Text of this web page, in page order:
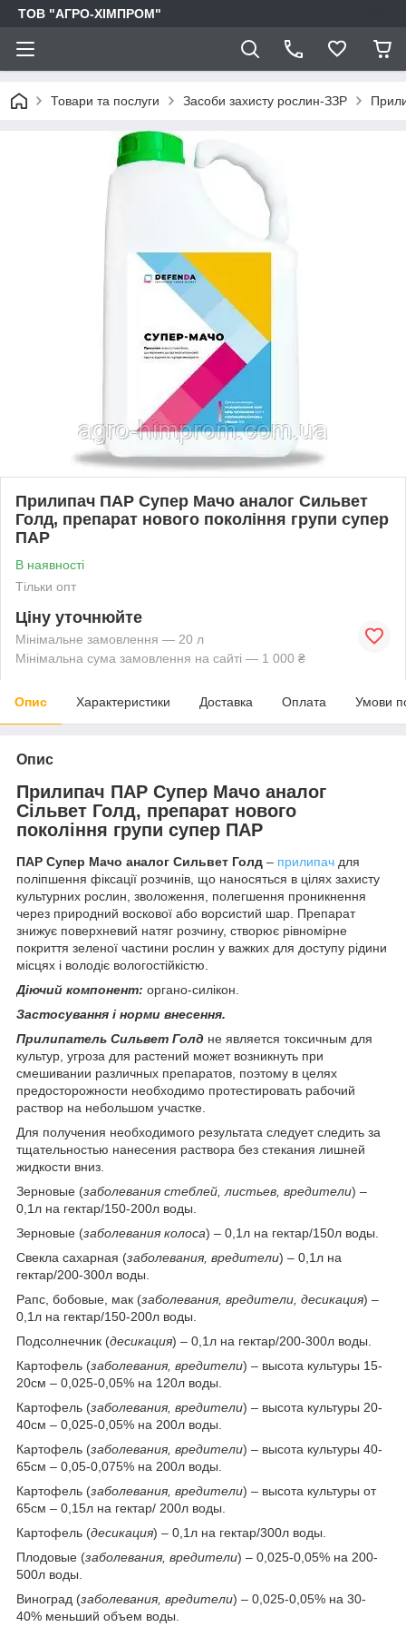
ТОВ "АГРО-ХІМПРОМ"
Товари та послуги Засоби захисту рослин-ЗЗР
Прилипач ПАР Супер Мачо аналог Сильвет
Голд, препарат нового покоління групи супер
ПАР
В наявності
Тільки опт
Ціну уточнюйте
Мінімальне замовлення — 20 л
Мінімальна сума замовлення на сайті — 1 000 ₴
Опис Характеристики Доставка Оплата Умови
Опис
Прилипач ПАР Супер Мачо аналог
Сільвет Голд, препарат нового
покоління групи супер ПАР
ПАР Супер Мачо аналог Сильвет Голд – прилипач для
поліпшення фіксації розчинів, що наносяться в цілях захисту
культурних рослин, зволоження, полегшення проникнення
через природний воскової або ворсистий шар. Препарат
знижує поверхневий натяг розчину, створює рівномірне
покриття зеленої частини рослин у важких для доступу рідини
місцях і володіє вологостійкістю.
Діючий компонент: органо-силікон.
Застосування і норми внесення.
Прилипатель Сильвет Голд не является токсичным для
культур, угроза для растений может возникнуть при
смешивании различных препаратов, поэтому в целях
предосторожности необходимо протестировать рабочий
раствор на небольшом участке.
Для получения необходимого результата следует следить за
тщательностью нанесения раствора без стекания лишней
жидкости вниз.
Зерновые (заболевания стеблей, листьев, вредители) –
0,1л на гектар/150-200л воды.
Зерновые (заболевания колоса) – 0,1л на гектар/150л воды.
Свекла сахарная (заболевания, вредители) – 0,1л на
гектар/200-300л воды.
Рапс, бобовые, мак (заболевания, вредители, десикация) –
0,1л на гектар/150-200л воды.
Подсолнечник (десикация) – 0,1л на гектар/200-300л воды.
Картофель (заболевания, вредители) – высота культуры 15-
20см – 0,025-0,05% на 120л воды.
Картофель (заболевания, вредители) – высота культуры 20-
40см – 0,025-0,05% на 200л воды.
Картофель (заболевания, вредители) – высота культуры 40-
65см – 0,05-0,075% на 200л воды.
Картофель (заболевания, вредители) – высота культуры от
65см – 0,15л на гектар/ 200л воды.
Картофель (десикация) – 0,1л на гектар/300л воды.
Плодовые (заболевания, вредители) – 0,025-0,05% на 200-
500л воды.
Виноград (заболевания, вредители) – 0,025-0,05% на 30-
40% меньший объем воды.